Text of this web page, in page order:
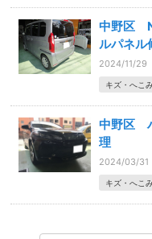
中野区
ルパネル
2024/11/29
キズ・へこみ
中野区
理
2024/03/31
キズ・へこみ